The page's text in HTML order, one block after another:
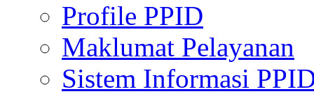
Profile PPID
Maklumat Pelayanan
Sistem Informasi